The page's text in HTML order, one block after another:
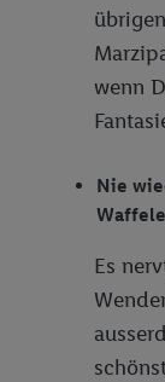
wenn
Nie
Es